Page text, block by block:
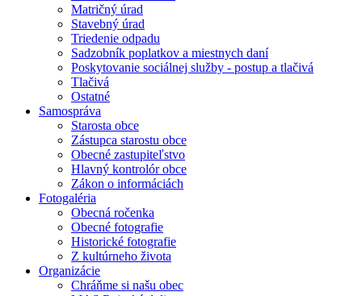
Matričný úrad
Stavebný úrad
Triedenie odpadu
Sadzobník poplatkov a miestnych daní
Poskytovanie sociálnej služby - postup a tlačivá
Tlačivá
Ostatné
Samospráva
Starosta obce
Zástupca starostu obce
Obecné zastupiteľstvo
Hlavný kontrolór obce
Zákon o informáciách
Fotogaléria
Obecná ročenka
Obecné fotografie
Historické fotografie
Z kultúrneho života
Organizácie
Chráňme si našu obec